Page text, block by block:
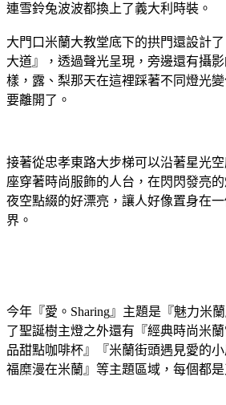
連雪鈴兔波波都換上了義大利時裝。
大門口米蘭大教堂底下的拱門還設計
大道』，透過聲光呈現，旁邊還有攝
樣，露、梨那天在這裡踩著不同燈光
要離開了。
接著從忠孝東路大步梯可以沿著星光
座穿著時尚服飾的人台，在閃閃發亮
夜空點綴的好漂亮，讓人好像置身在
界。
今年『愛。Sharing』主題是『魅力米
了聖誕樹主燈之外還有『經典時尚米
品甜點咖啡杯』『米蘭街頭遇見愛的
福糜漫在米蘭』等主題區域，每個都